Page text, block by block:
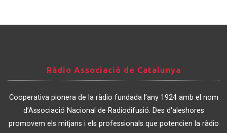
Associació
de
Catalunya
Ràdio Associació de Catalunya
Cooperativa pionera de la ràdio fundada l’any 1924 amb el nom
d’Associació Nacional de Radiodifusió. Des d'aleshores
promovem els mitjans i els professionals que potencien la ràdio